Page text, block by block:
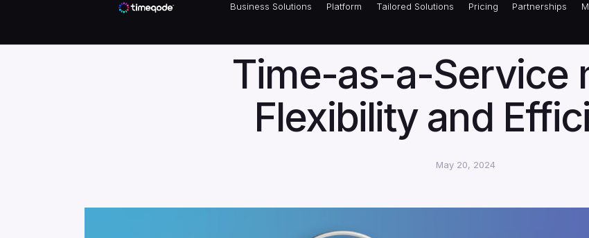
Business Solutions Platform Tailored Solutions Pricing Partnerships
Business Solutions Tailored Solutions Partnerships
Time-as-a-Service
Flexibility and
May 20, 2024